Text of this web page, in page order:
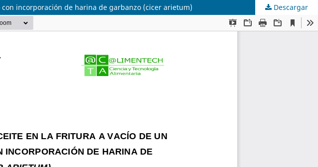
incorporación de harina de garbanzo (cicer arietum) Descargar